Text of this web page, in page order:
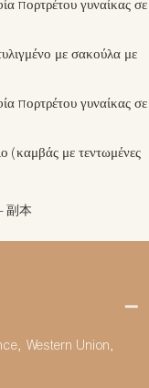
με σακούλα με
(καμβάς με τεντωμένες
Western Union,